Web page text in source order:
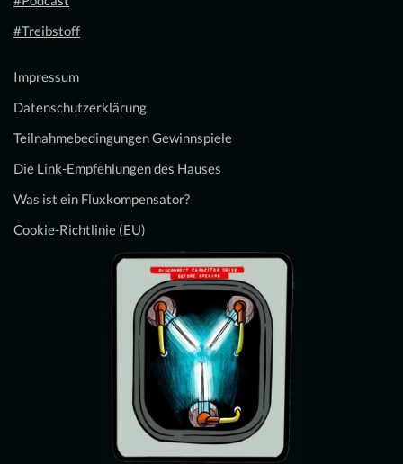
#Treibstoff
Impressum
Datenschutzerklärung
Teilnahmebedingungen Gewinnspiele
Die Link-Empfehlungen des Hauses
Was ist ein Fluxkompensator?
Cookie-Richtlinie (EU)